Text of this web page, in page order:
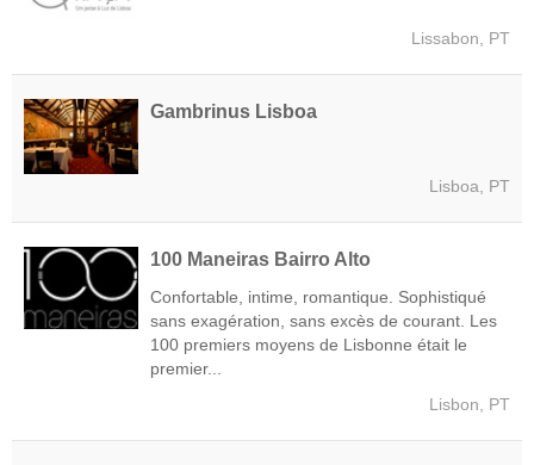
Lissabon, PT
Gambrinus Lisboa
Lisboa, PT
100 Maneiras Bairro Alto
Confortable, intime, romantique. Sophistiqué
sans exagération, sans excès de courant. Les
100 premiers moyens de Lisbonne était le
premier...
Lisbon, PT